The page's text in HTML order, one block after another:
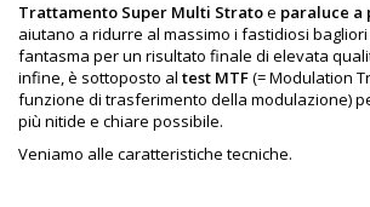
Trattamento Super Multi Stratoe paraluce a
aiutano a ridurre al massimo i fastidiosi bagliori
fantasma per un risultato finale di elevata
infine, è sottoposto al test MTF(= Modulation
funzione di trasferimento della modulazione)
più nitide e chiare possibile.
Veniamo alle caratteristiche tecniche.